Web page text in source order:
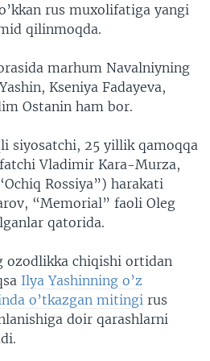
rus muxolifatiga yangi
qilinmoqda.
marhum Navalniyning
Kseniya Fadayeva,
Ostanin ham bor.
siyosatchi, 25 yillik qamoqqa
Vladimir Kara-Murza,
Rossiya”) harakati
“Memorial” faoli Oleg
qatorida.
ozodlikka chiqishi ortidan
Ilya Yashinning o’z
o’tkazgan mitingi rus
doir qarashlarni